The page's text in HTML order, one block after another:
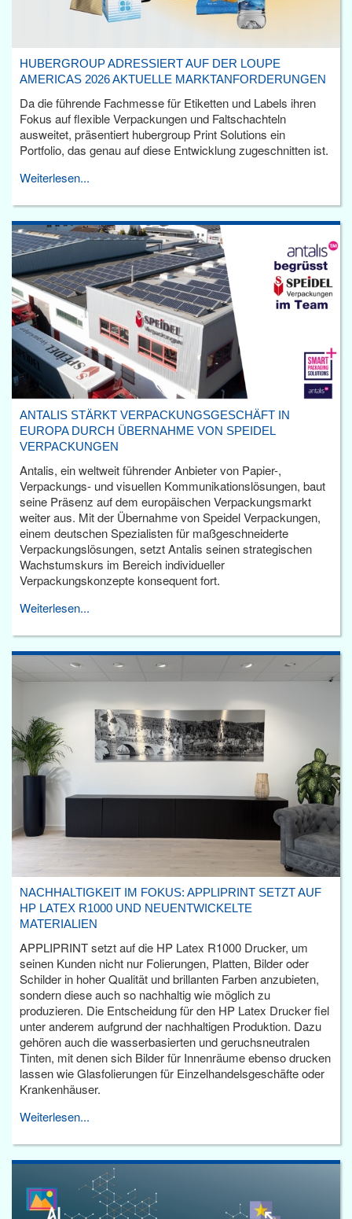
HUBERGROUP ADRESSIERT AUF DER LOUPE
AMERICAS 2026 AKTUELLE MARKTANFORDERUNGEN
Da die führende Fachmesse für Etiketten und Labels ihren
Fokus auf flexible Verpackungen und Faltschachteln
ausweitet, präsentiert hubergroup Print Solutions ein
Portfolio, das genau auf diese Entwicklung zugeschnitten ist.
Weiterlesen...
ANTALIS STÄRKT VERPACKUNGSGESCHÄFT IN
EUROPA DURCH ÜBERNAHME VON SPEIDEL
VERPACKUNGEN
Antalis, ein weltweit führender Anbieter von Papier-,
Verpackungs- und visuellen Kommunikationslösungen, baut
seine Präsenz auf dem europäischen Verpackungsmarkt
weiter aus. Mit der Übernahme von Speidel Verpackungen,
einem deutschen Spezialisten für maßgeschneiderte
Verpackungslösungen, setzt Antalis seinen strategischen
Wachstumskurs im Bereich individueller
Verpackungskonzepte konsequent fort.
Weiterlesen...
NACHHALTIGKEIT IM FOKUS: APPLIPRINT SETZT AUF
HP LATEX R1000 UND NEUENTWICKELTE
MATERIALIEN
APPLIPRINT setzt auf die HP Latex R1000 Drucker, um
seinen Kunden nicht nur Folierungen, Platten, Bilder oder
Schilder in hoher Qualität und brillanten Farben anzubieten,
sondern diese auch so nachhaltig wie möglich zu
produzieren. Die Entscheidung für den HP Latex Drucker fiel
unter anderem aufgrund der nachhaltigen Produktion. Dazu
gehören auch die wasserbasierten und geruchsneutralen
Tinten, mit denen sich Bilder für Innenräume ebenso drucken
lassen wie Glasfolierungen für Einzelhandelsgeschäfte oder
Krankenhäuser.
Weiterlesen...